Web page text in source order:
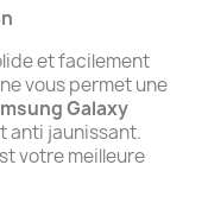
et facilement
vous permet une
Galaxy
anti jaunissant.
votre meilleure